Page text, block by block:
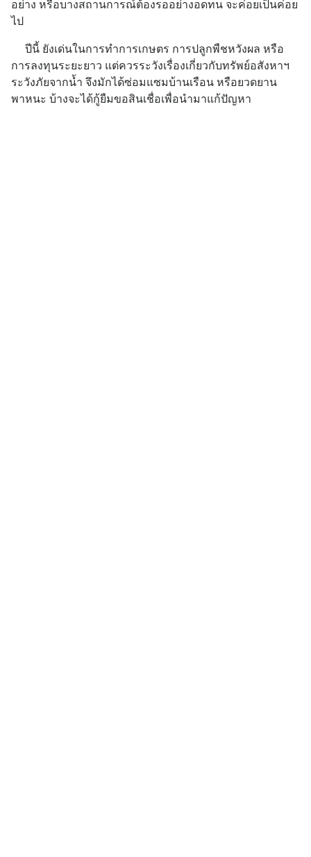
อย่าง หรือบางสถานการณ์ต้องรออย่างอดทน จะค่อยเป็นค่อย
ไป
ปีนี้ ยังเด่นในการทำการเกษตร การปลูกพืชหวังผล หรือ
การลงทุนระยะยาว แต่ควรระวังเรื่องเกี่ยวกับทรัพย์อสังหาฯ
ระวังภัยจากน้ำ จึงมักได้ซ่อมแซมบ้านเรือน หรือยวดยาน
พาหนะ บ้างจะได้กู้ยืมขอสินเชื่อเพื่อนำมาแก้ปัญหา